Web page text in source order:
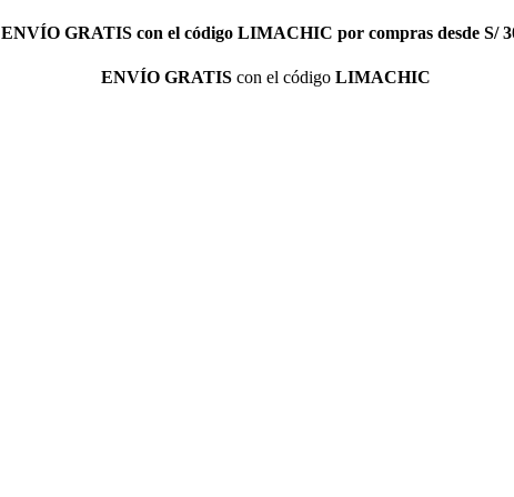
ENVÍO GRATIS con el código LIMACHIC por compras desde S/
ENVÍO GRATIScon el código LIMACHIC